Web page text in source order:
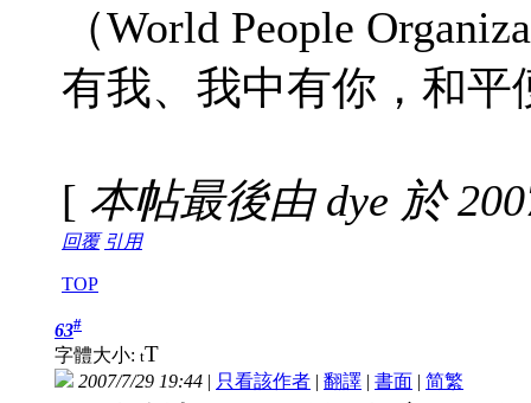
（World People
有我、我中有你，和平
[ 本帖最後由 dye 於
回覆 引用
TOP
63#
字體大小: tT
2007/7/29 19:44 | 只看該作者 | 翻譯 | 書面 | 简繁